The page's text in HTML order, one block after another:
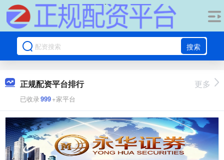
搜索
正规配资平台排行
已收录999+家平台
更多